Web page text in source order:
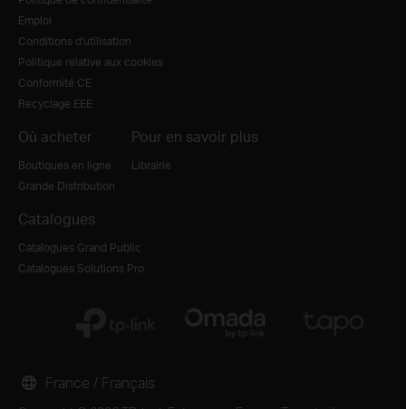
Emploi
Conditions d'utilisation
Politique relative aux cookies
Conformité CE
Recyclage EEE
Où acheter
Boutiques en ligne
Grande Distribution
Pour en savoir plus
Librairie
Catalogues
Catalogues Grand Public
Catalogues Solutions Pro
France / Français